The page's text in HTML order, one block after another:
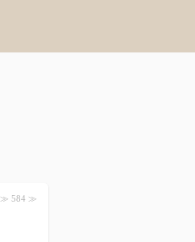
≫ 584 ≫